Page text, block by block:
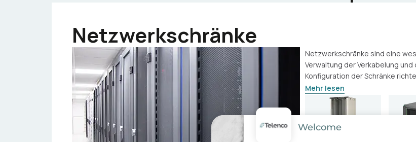
Netzwerkschränke
Netzwerkschränke sind eine
Verwaltung der Verkabelung
Konfiguration der Schränke
Mehr lesen
Welcome